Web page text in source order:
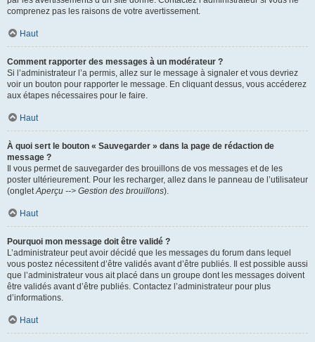
comprenez pas les raisons de votre avertissement.
Haut
Comment rapporter des messages à un modérateur ?
Si l’administrateur l’a permis, allez sur le message à signaler et vous devriez
voir un bouton pour rapporter le message. En cliquant dessus, vous accéderez
aux étapes nécessaires pour le faire.
Haut
À quoi sert le bouton « Sauvegarder » dans la page de rédaction de
message ?
Il vous permet de sauvegarder des brouillons de vos messages et de les
poster ultérieurement. Pour les recharger, allez dans le panneau de l’utilisateur
(ongletAperçu --> Gestion des brouillons).
Haut
Pourquoi mon message doit être validé ?
L’administrateur peut avoir décidé que les messages du forum dans lequel
vous postez nécessitent d’être validés avant d’être publiés. Il est possible aussi
que l’administrateur vous ait placé dans un groupe dont les messages doivent
être validés avant d’être publiés. Contactez l’administrateur pour plus
d’informations.
Haut